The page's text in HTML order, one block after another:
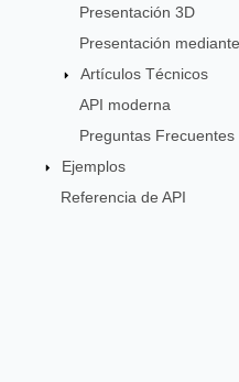
Presentación 3D
Presentación
Artículos Técnicos
API moderna
Preguntas Frecuentes
Ejemplos
Referencia de API